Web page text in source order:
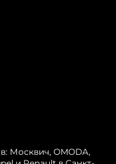
Москвич, OMODA,